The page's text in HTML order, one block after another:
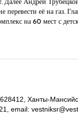
Далее Андрей
её на газ.
на 60 мест с
Ханты-
email: